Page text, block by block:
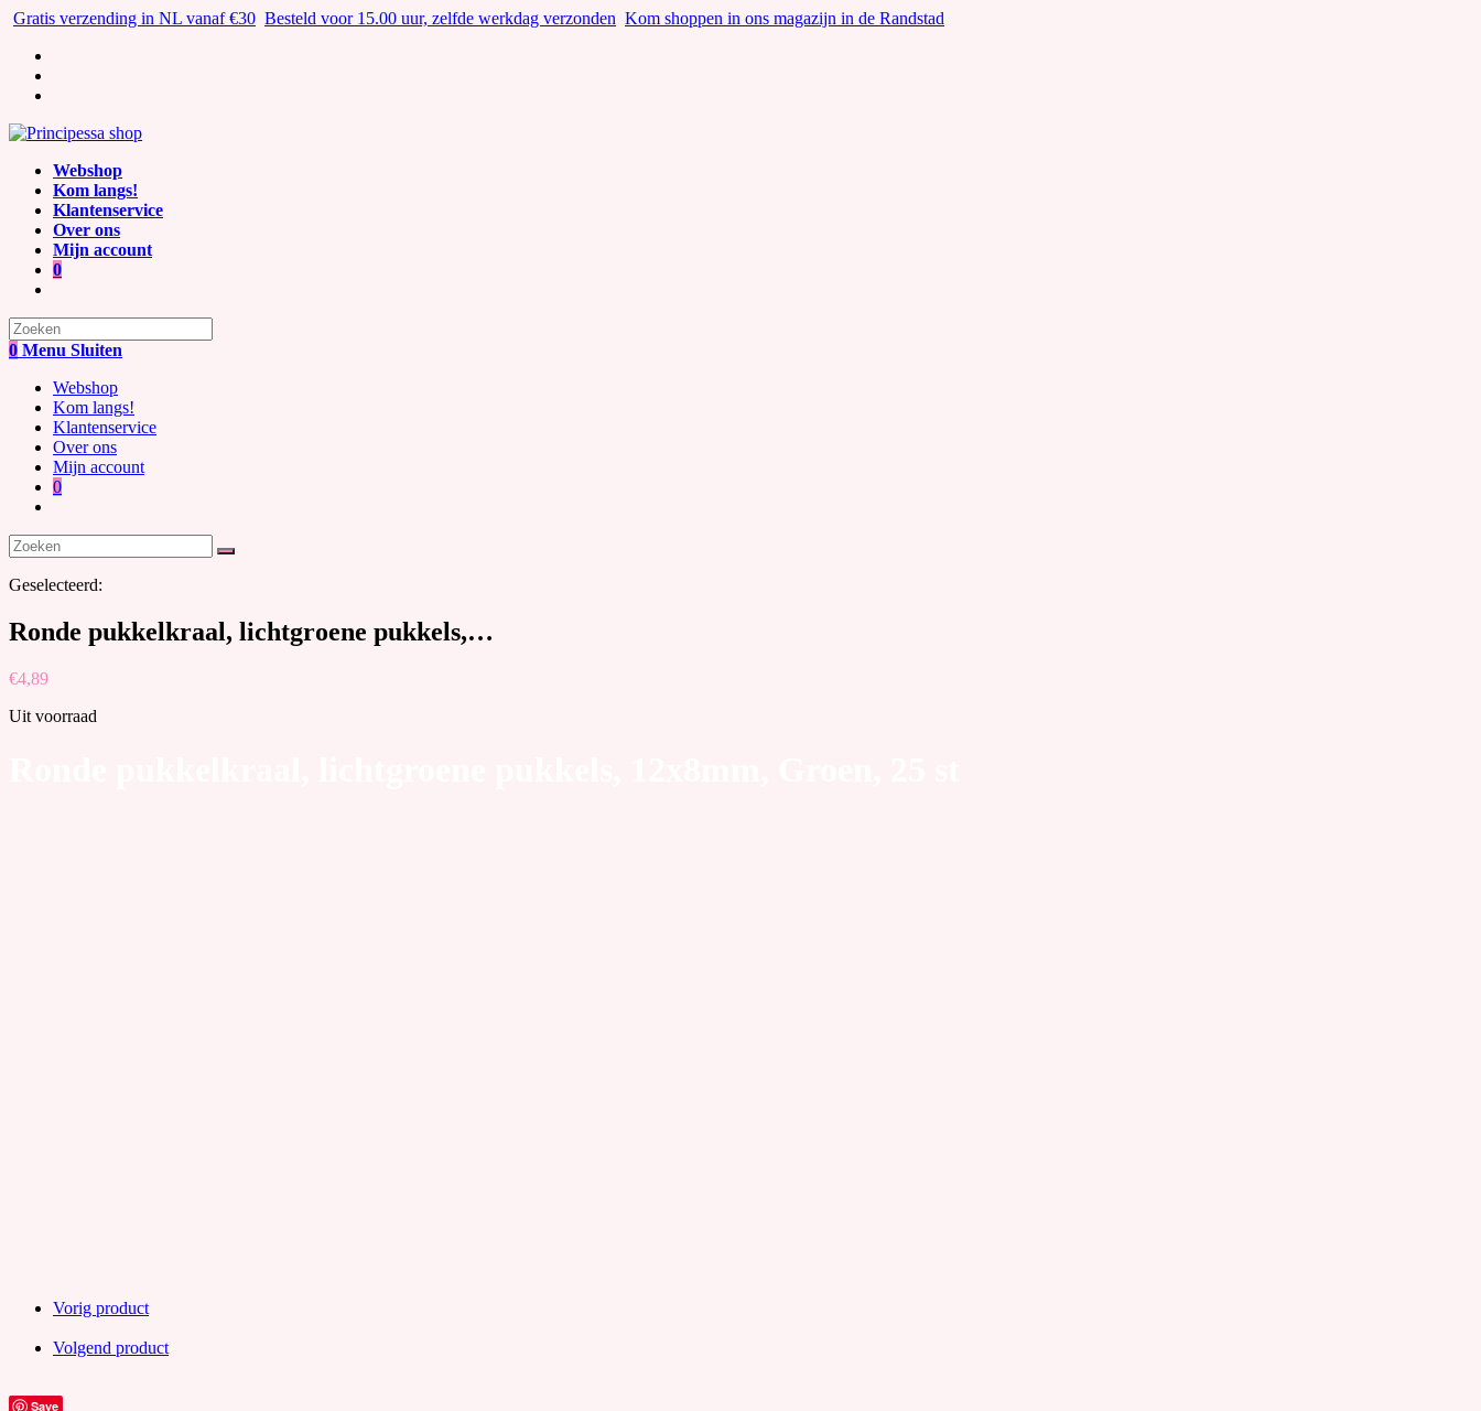
Ga
inhoud
Gratis verzending in NL vanaf €30 Besteld voor 15.00 uur, zelfde werkdag verzonden Kom shoppen in ons magazijn in de Randstad
Webshop
Kom langs!
Klantenservice
Over ons
Mijn account
0
Zoek
naar:
0 Menu Sluiten
Webshop
Kom langs!
Klantenservice
Over ons
Mijn account
0
Geselecteerd:
Ronde pukkelkraal, lichtgroene pukkels,…
€4,89
Uit voorraad
Vorig product
Volgend product
Save